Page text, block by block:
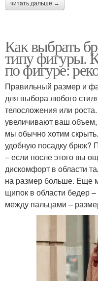
читать дальше →
Как выбрать
типу фигуры.
по фигуре:
Правильный размер и
для выбора любого
телосложения или
увеличивают ваш объем,
мы обычно хотим
удобную посадку брюк?
– если после этого вы
дискомфорт в области
на размер больше. Еще
щипок в области бедер
между пальцами –